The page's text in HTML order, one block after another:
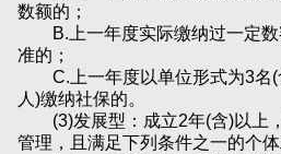
数额的；
B.上一年度实际缴纳过一定数
准的；
C.上一年度以单位形式为3名(
人)缴纳社保的。
(3)发展型：成立2年(含)以上
管理，且满足下列条件之一的个体